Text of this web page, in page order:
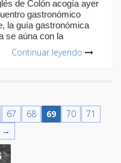
de Colón acogía ayer
gastronómico
la guía gastronómica
se aúna con la
Continuar leyendo
67 68 69 70
71
→